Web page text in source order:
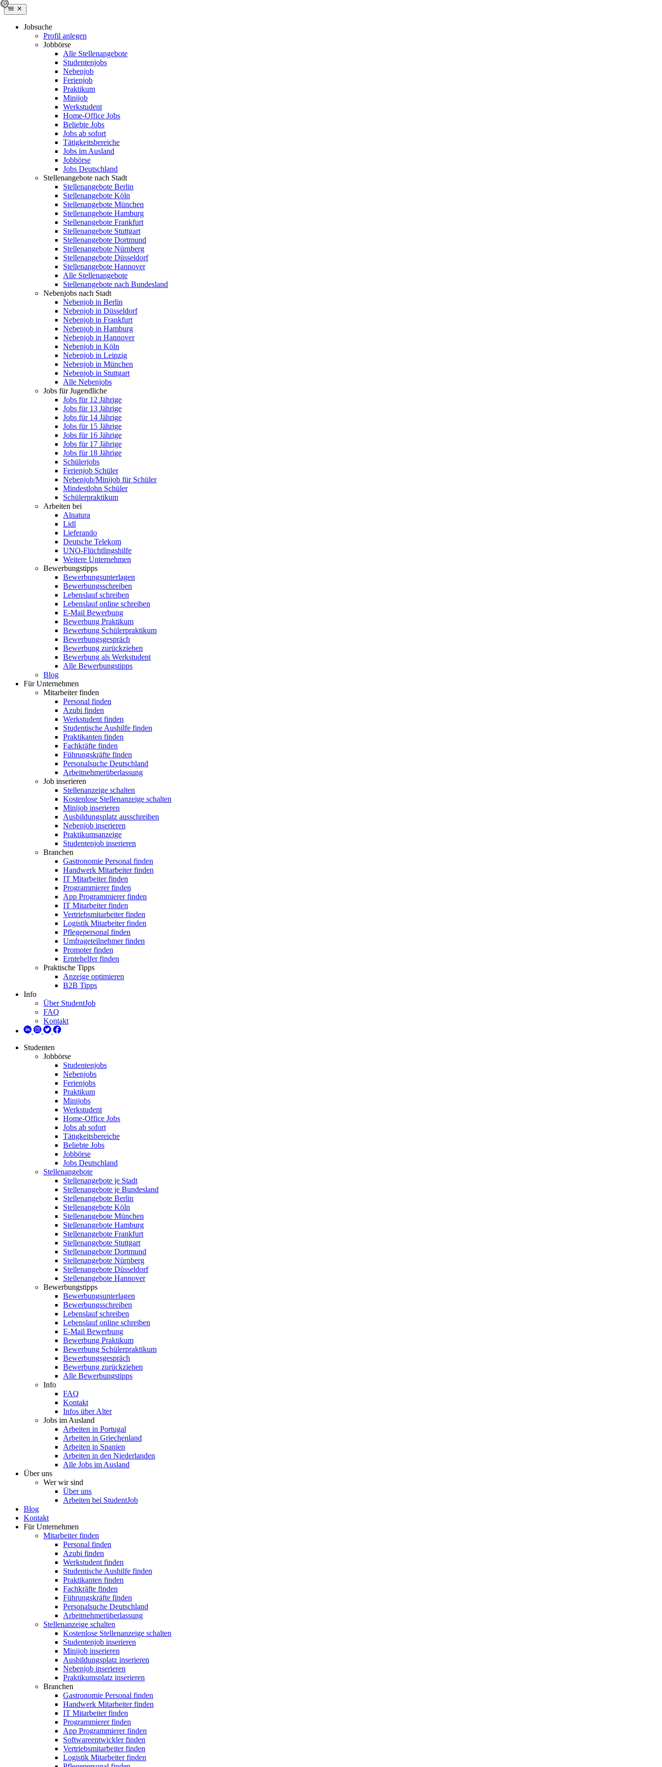
Jobsuche
Profil anlegen
Jobbörse
Alle Stellenangebote
Studentenjobs
Nebenjob
Ferienjob
Praktikum
Minijob
Werkstudent
Home-Office Jobs
Beliebte Jobs
Jobs ab sofort
Tätigkeitsbereiche
Jobs im Ausland
Jobbörse
Jobs Deutschland
Stellenangebote nach Stadt
Stellenangebote Berlin
Stellenangebote Köln
Stellenangebote München
Stellenangebote Hamburg
Stellenangebote Frankfurt
Stellenangebote Stuttgart
Stellenangebote Dortmund
Stellenangebote Nürnberg
Stellenangebote Düsseldorf
Stellenangebote Hannover
Alle Stellenangebote
Stellenangebote nach Bundesland
Nebenjobs nach Stadt
Nebenjob in Berlin
Nebenjob in Düsseldorf
Nebenjob in Frankfurt
Nebenjob in Hamburg
Nebenjob in Hannover
Nebenjob in Köln
Nebenjob in Leipzig
Nebenjob in München
Nebenjob in Stuttgart
Alle Nebenjobs
Jobs für Jugendliche
Jobs für 12 Jährige
Jobs für 13 Jährige
Jobs für 14 Jährige
Jobs für 15 Jährige
Jobs für 16 Jährige
Jobs für 17 Jährige
Jobs für 18 Jährige
Schülerjobs
Ferienjob Schüler
Nebenjob/Minijob für Schüler
Mindestlohn Schüler
Schülerpraktikum
Arbeiten bei
Alnatura
Lidl
Lieferando
Deutsche Telekom
UNO-Flüchtlingshilfe
Weitere Unternehmen
Bewerbungstipps
Bewerbungsunterlagen
Bewerbungsschreiben
Lebenslauf schreiben
Lebenslauf online schreiben
E-Mail Bewerbung
Bewerbung Praktikum
Bewerbung Schülerpraktikum
Bewerbungsgespräch
Bewerbung zurückziehen
Bewerbung als Werkstudent
Alle Bewerbungstipps
Blog
Für Unternehmen
Mitarbeiter finden
Personal finden
Azubi finden
Werkstudent finden
Studentische Aushilfe finden
Praktikanten finden
Fachkräfte finden
Führungskräfte finden
Personalsuche Deutschland
Arbeitnehmerüberlassung
Job inserieren
Stellenanzeige schalten
Kostenlose Stellenanzeige schalten
Minijob inserieren
Ausbildungsplatz ausschreiben
Nebenjob inserieren
Praktikumsanzeige
Studentenjob inserieren
Branchen
Gastronomie Personal finden
Handwerk Mitarbeiter finden
IT Mitarbeiter finden
Programmierer finden
App Programmierer finden
IT Mitarbeiter finden
Vertriebsmitarbeiter finden
Logistik Mitarbeiter finden
Pflegepersonal finden
Umfrageteilnehmer finden
Promoter finden
Erntehelfer finden
Praktische Tipps
Anzeige optimieren
B2B Tipps
Info
Über StudentJob
FAQ
Kontakt
Studenten
Jobbörse
Studentenjobs
Nebenjobs
Ferienjobs
Praktikum
Minijobs
Werkstudent
Home-Office Jobs
Jobs ab sofort
Tätigkeitsbereiche
Beliebte Jobs
Jobbörse
Jobs Deutschland
Stellenangebote
Stellenangebote je Stadt
Stellenangebote je Bundesland
Stellenangebote Berlin
Stellenangebote Köln
Stellenangebote München
Stellenangebote Hamburg
Stellenangebote Frankfurt
Stellenangebote Stuttgart
Stellenangebote Dortmund
Stellenangebote Nürnberg
Stellenangebote Düsseldorf
Stellenangebote Hannover
Bewerbungstipps
Bewerbungsunterlagen
Bewerbungsschreiben
Lebenslauf schreiben
Lebenslauf online schreiben
E-Mail Bewerbung
Bewerbung Praktikum
Bewerbung Schülerpraktikum
Bewerbungsgespräch
Bewerbung zurückziehen
Alle Bewerbungstipps
Info
FAQ
Kontakt
Infos über Alter
Jobs im Ausland
Arbeiten in Portugal
Arbeiten in Griechenland
Arbeiten in Spanien
Arbeiten in den Niederlanden
Alle Jobs im Ausland
Über uns
Wer wir sind
Über uns
Arbeiten bei StudentJob
Blog
Kontakt
Für Unternehmen
Mitarbeiter finden
Personal finden
Azubi finden
Werkstudent finden
Studentische Aushilfe finden
Praktikanten finden
Fachkräfte finden
Führungskräfte finden
Personalsuche Deutschland
Arbeitnehmerüberlassung
Stellenanzeige schalten
Kostenlose Stellenanzeige schalten
Studentenjob inserieren
Minijob inserieren
Ausbildungsplatz inserieren
Nebenjob inserieren
Praktikumsplatz inserieren
Branchen
Gastronomie Personal finden
Handwerk Mitarbeiter finden
IT Mitarbeiter finden
Programmierer finden
App Programmierer finden
Softwareentwickler finden
Vertriebsmitarbeiter finden
Logistik Mitarbeiter finden